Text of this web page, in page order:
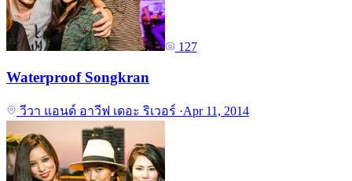
127
Waterproof Songkran
วีวา แอนด์ อาวีฟ เดอะ ริเวอร์ ·Apr 11, 2014